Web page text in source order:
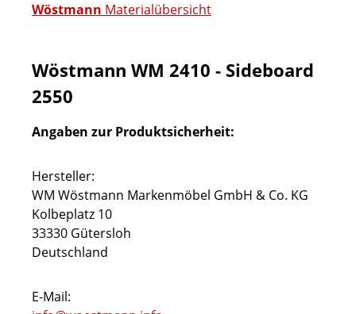
Wöstmann Materialübersicht
Wöstmann WM 2410 - Sideboard
2550
Angaben zur Produktsicherheit:
Hersteller:
WM Wöstmann Markenmöbel GmbH & Co. KG
Kolbeplatz 10
33330 Gütersloh
Deutschland
E-Mail: